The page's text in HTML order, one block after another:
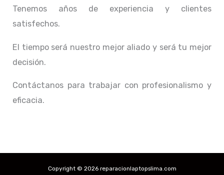
Tenemos años de experiencia y clientes
satisfechos.
El tiempo será nuestro mejor aliado y será tu mejor
decisión.
Contáctanos para trabajar con profesionalismo y
eficacia.
Copyright © 2026 reparacionlaptopslima.com